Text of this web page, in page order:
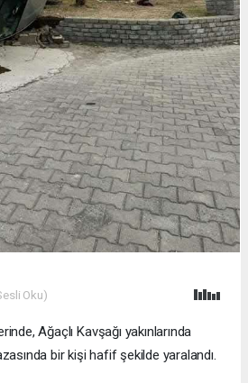
Oku)
Ağaçlı Kavşağı yakınlarında
bir kişi hafif şekilde yaralandı.